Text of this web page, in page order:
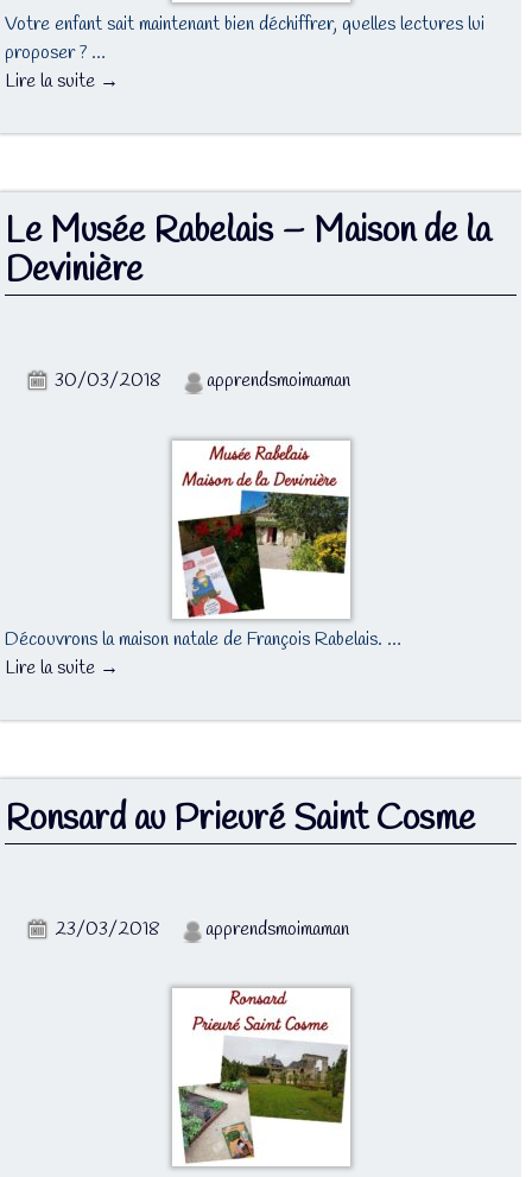
Votre enfant sait maintenant bien déchiffrer, quelles lectures lui
proposer ? …
Lire la suite →
Le Musée Rabelais – Maison de la
Devinière
30/03/2018 apprendsmoimaman
Découvrons la maison natale de François Rabelais. …
Lire la suite →
Ronsard au Prieuré Saint Cosme
23/03/2018 apprendsmoimaman